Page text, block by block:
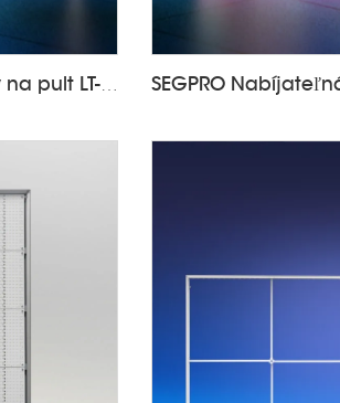
SEGPRO Svietiaca skrinka z látky na pult LT-ALF85-TA